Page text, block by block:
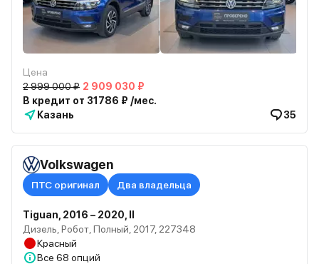
Цена
2 999 000 ₽ 2 909 030 ₽
В кредит от 31786 ₽ /мес.
Казань
35
Volkswagen
ПТС оригинал Два владельца
Tiguan, 2016 – 2020, II
Дизель, Робот, Полный, 2017, 227348
Красный
Все 68 опций